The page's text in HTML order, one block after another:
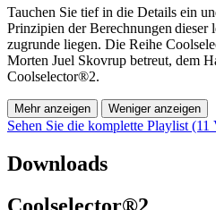
Tauchen Sie tief in die Details ein
Prinzipien der Berechnungen dieser
zugrunde liegen. Die Reihe
Morten Juel Skovrup betreut, dem
Coolselector®2.
Mehr anzeigen Weniger anzeigen
Sehen Sie die komplette Playlist (11
Downloads